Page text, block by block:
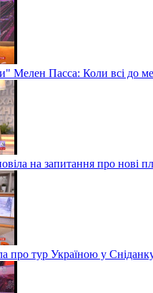
Мелен Пасса: Коли всі до
на запитання про нові
про тур Україною у